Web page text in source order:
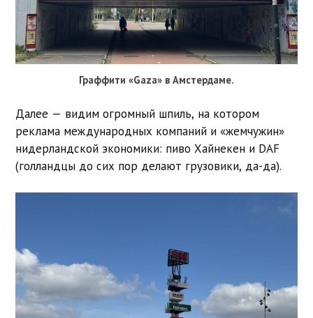
Граффити «Gaza» в Амстердаме.
Далее — видим огромный шпиль, на котором
реклама международных компаний и «жемчужин»
нидерландской экономики: пиво Хайнекен и DAF
(голландцы до сих пор делают грузовики, да-да).